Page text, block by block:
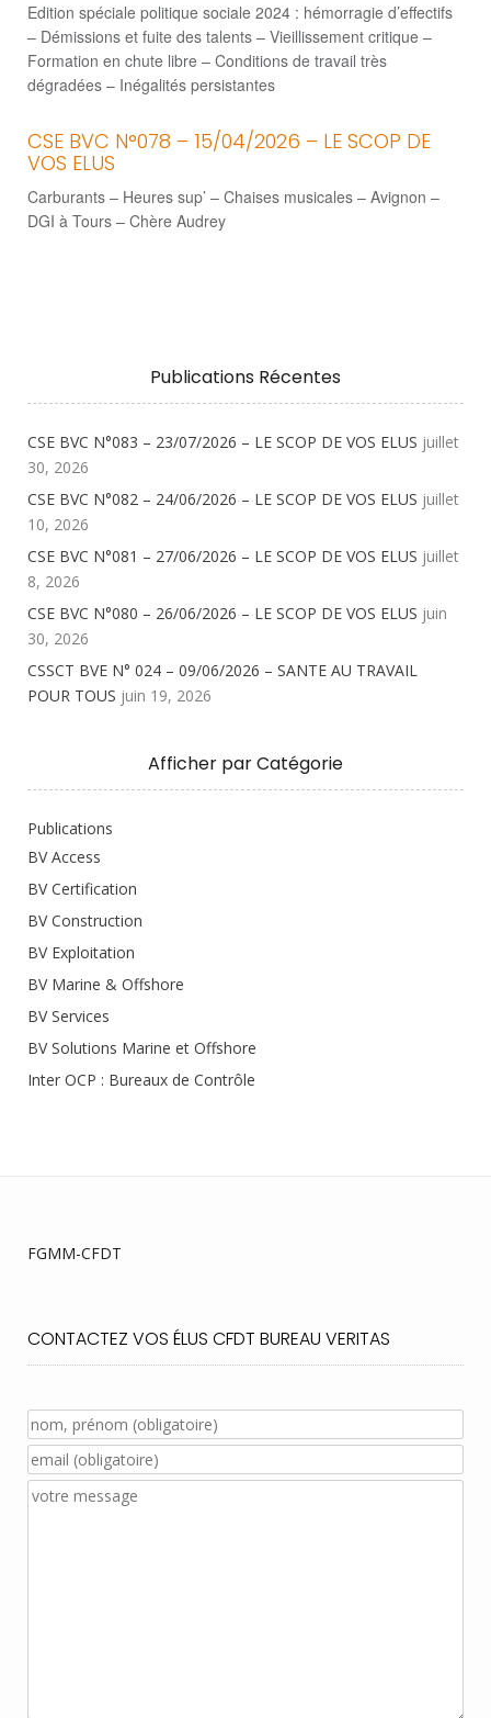
Edition spéciale politique sociale 2024 : hémorragie d’effectifs
– Démissions et fuite des talents – Vieillissement critique –
Formation en chute libre – Conditions de travail très
dégradées – Inégalités persistantes
CSE BVC N°078 – 15/04/2026 – LE SCOP DE
VOS ELUS
Carburants – Heures sup’ – Chaises musicales – Avignon –
DGI à Tours – Chère Audrey
Publications Récentes
CSE BVC N°083 – 23/07/2026 – LE SCOP DE VOS ELUS juillet
30, 2026
CSE BVC N°082 – 24/06/2026 – LE SCOP DE VOS ELUS juillet
10, 2026
CSE BVC N°081 – 27/06/2026 – LE SCOP DE VOS ELUS juillet
8, 2026
CSE BVC N°080 – 26/06/2026 – LE SCOP DE VOS ELUS juin
30, 2026
CSSCT BVE N° 024 – 09/06/2026 – SANTE AU TRAVAIL
POUR TOUS juin 19, 2026
Afficher par Catégorie
Publications
BV Access
BV Certification
BV Construction
BV Exploitation
BV Marine & Offshore
BV Services
BV Solutions Marine et Offshore
Inter OCP : Bureaux de Contrôle
FGMM-CFDT
CONTACTEZ VOS ÉLUS CFDT BUREAU VERITAS